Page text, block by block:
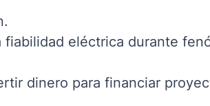
eléctrica durante
dinero para financiar